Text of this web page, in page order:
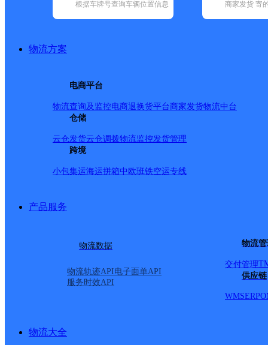
根据车牌号查询车辆位置信息
商家发货 寄
物流方案
电商平台
物流查询及监控电商退换货平台商家发货物流中台
仓储
云仓发货云仓调拨物流监控发货管理
跨境
小包集运海运拼箱中欧班铁空运专线
产品服务
物流数据
物流轨迹API电子面单API
服务时效API
物流
交付管理
供应链
WMSERP
物流大全
所属快递：韵达速递
所属区域：安徽省-淮南市-凤台县
网点地址：安徽省淮南市凤台县李冲回族乡开发区加油站旁
网点负责人：